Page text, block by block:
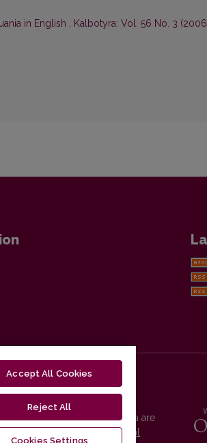
in English , Kalbotyra: Vol. 56 No. 3
Press platform and metadata are
Creative Commons International
Accept All Cookies
Reject All
Cookies Settings